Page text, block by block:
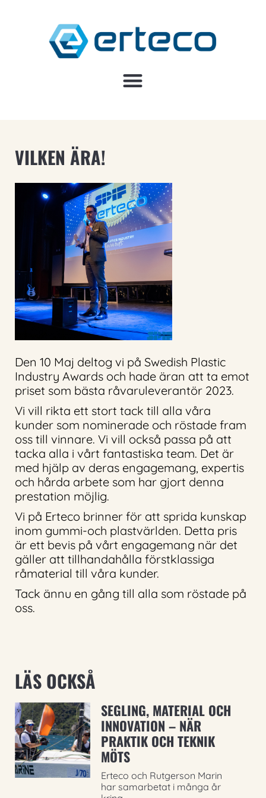
VILKEN ÄRA!
Den 10 Maj deltog vi på Swedish Plastic
Industry Awards och hade äran att ta emot
priset som bästa råvaruleverantör 2023.
Vi vill rikta ett stort tack till alla våra
kunder som nominerade och röstade fram
oss till vinnare. Vi vill också passa på att
tacka alla i vårt fantastiska team. Det är
med hjälp av deras engagemang, expertis
och hårda arbete som har gjort denna
prestation möjlig.
Vi på Erteco brinner för att sprida kunskap
inom gummi-och plastvärlden. Detta pris
är ett bevis på vårt engagemang när det
gäller att tillhandahålla förstklassiga
råmaterial till våra kunder.
Tack ännu en gång till alla som röstade på
oss.
LÄS OCKSÅ
SEGLING, MATERIAL OCH
INNOVATION – NÄR
PRAKTIK OCH TEKNIK
MÖTS
Erteco och Rutgerson Marin
har samarbetat i många år